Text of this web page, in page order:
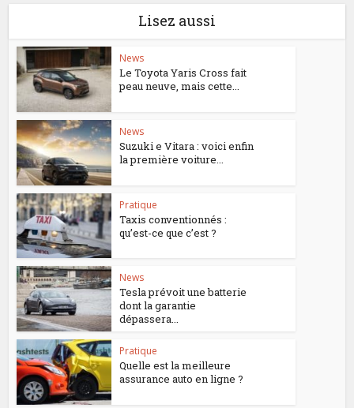
Lisez aussi
News
Le Toyota Yaris Cross fait
peau neuve, mais cette...
News
Suzuki e Vitara : voici enfin
la première voiture...
Pratique
Taxis conventionnés :
qu’est-ce que c’est ?
News
Tesla prévoit une batterie
dont la garantie
dépassera...
Pratique
Quelle est la meilleure
assurance auto en ligne ?